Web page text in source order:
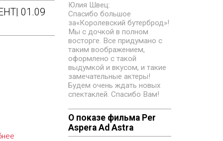
01.09
Юлия Швец:
Спасибо большое
за«‎Королевский бутерброд»!
Мы с дочкой в полном
восторге. Все придумано с
таким воображением,
оформлено с такой
выдумкой и вкусом, и такие
замечательные актеры!
Будем очень ждать новых
спектаклей. Спасибо Вам!
О показе фильма Per
Aspera Ad Astra